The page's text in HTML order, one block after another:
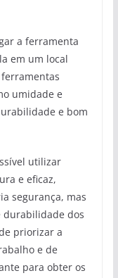
a ferramenta
em um local
umidade e
e bom
utilizar
e eficaz,
segurança, mas
durabilidade dos
priorizar a
e de
para obter os